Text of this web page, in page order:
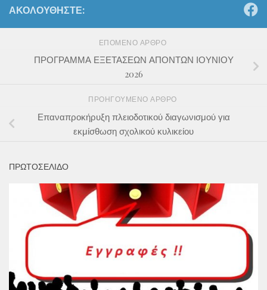
ΑΚΟΛΟΥΘΉΣΤΕ:
ΕΠΌΜΕΝΟ ΆΡΘΡΟ
ΠΡΟΓΡΑΜΜΑ ΕΞΕΤΑΣΕΩΝ ΑΠΟΝΤΩΝ ΙΟΥΝΙΟΥ
2026
ΠΡΟΗΓΟΎΜΕΝΟ ΆΡΘΡΟ
Επαναπροκήρυξη πλειοδοτικού διαγωνισμού για
εκμίσθωση σχολικού κυλικείου
ΠΡΩΤΟΣΕΛΙΔΟ